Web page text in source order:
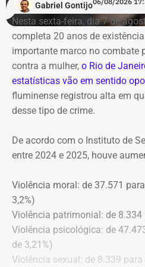
O voto do relator José Gomes
plenário do TCE-RJ, determina
presidente do Itaprevi
Rubem Vieira de Souza, o
conselheiros do fundo
Além disso, o tribunal aprovou
cópia integral do processo ao
apuração de possíveis ilícitos
e à Secretaria de Regime
Gabriel Gontijo
Nesta sexta-feira, dia 7 de
completa 20 anos de
importante marco no combate
contra a mulher, o Rio de
estatísticas vão em sentido
fluminense registrou alta em
desse tipo de crime.
De acordo com o Instituto de
entre 2024 e 2025, houve
Violência moral: de 37.571
3,2%)
Violência patrimonial: de 8.334
Violência psicológica: de
de 3,21%)
Violência sexual: de 8.339